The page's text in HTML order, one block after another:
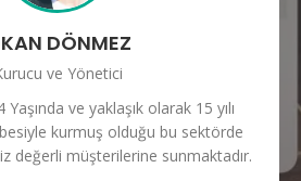
DÖNMEZ
ve Yönetici
ve yaklaşık olarak 15 yılı
kurmuş olduğu bu sektörde
değerli müşterilerine sunmaktadır.